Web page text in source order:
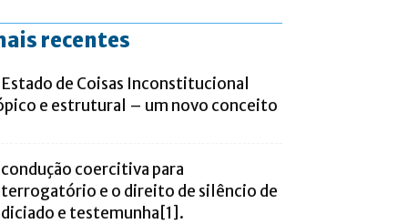
recentes
Estado de Coisas Inconstitucional
e estrutural – um novo conceito
coercitiva para
e o direito de silêncio de
e testemunha[1].